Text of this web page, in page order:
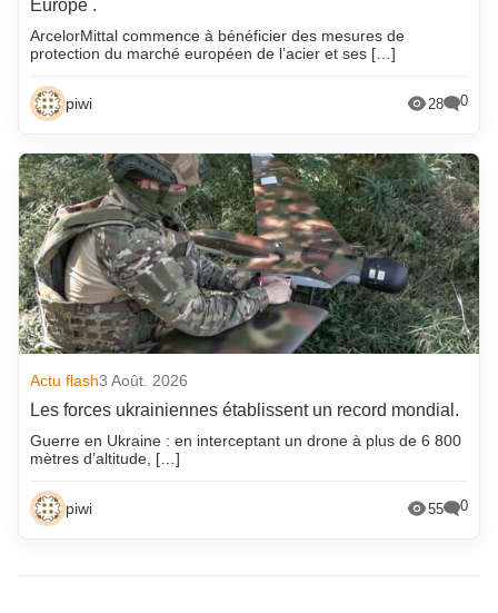
Europe .
ArcelorMittal commence à bénéficier des mesures de
protection du marché européen de l’acier et ses […]
piwi 28 0
Actu flash3 Août. 2026
Les forces ukrainiennes établissent un record mondial.
Guerre en Ukraine : en interceptant un drone à plus de 6 800
mètres d’altitude, […]
piwi 55 0